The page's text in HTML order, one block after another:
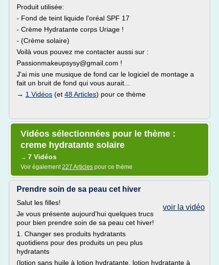
Produit utilisée:
- Fond de teint liquide l'oréal SPF 17
- Crème Hydratante corps Uriage !
- (Crème solaire)
Voilà vous pouvez me contacter aussi sur :
Passionmakeupsysy@gmail.com !
J'ai mis une musique de fond car le logiciel de montage a
fait un bruit de fond qui vous aurait...
→ 1 Vidéos (et 48 Articles) pour ce thème
Vidéos sélectionnées pour le thème :
creme hydratante solaire
→ 7 Vidéos
Voir également227 Articles pour ce thème
Prendre soin de sa peau cet hiver
voir la vidéo
Salut les filles!
Je vous présente aujourd'hui quelques trucs
pour bien prendre soin de sa peau cet hiver!
1. Changer ses produits hydratants
quotidiens pour des produits un peu plus
hydratants
(lotion sans huile à lotion hydratante, lotion hydratante à